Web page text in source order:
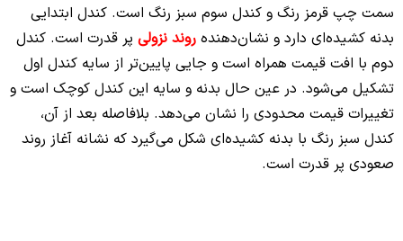
سمت چپ قرمز رنگ و کندل سوم سبز رنگ است. کندل ابتدایی
بدنه کشیده‌ای دارد و نشان‌دهنده روند نزولی پر قدرت است. کندل
دوم با افت قیمت همراه است و جایی پایین‌تر از سایه کندل اول
تشکیل می‌شود. در عین حال بدنه و سایه این کندل کوچک است و
تغییرات قیمت محدودی را نشان می‌دهد. بلافاصله بعد از آن،
کندل سبز رنگ با بدنه کشیده‌ای شکل می‌گیرد که نشانه آغاز روند
صعودی پر قدرت است.